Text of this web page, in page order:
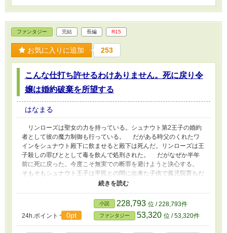
ファンタジー 完結 長編 R15
お気に入りに追加 253
こんな仕打ち許せるわけありません。死に戻り令
嬢は婚約破棄を所望する
はなまる
リンローズは聖女の力を持っている。シュナウト第2王子の婚約
者として彼の魔力制御も行っている。 だがある時父のくれたワ
インをシュナウト殿下に飲ませると殿下は死んだ。リンローズは王
子殺しの罪びととして毒を飲んで処刑された。 だがなぜか半年
前に死に戻った。今度こそ無実での断罪を避けようと決心する。
そもそもシュナウト王子は平民との間に出来た子供で孤児院育ちだ
が他に王の次期国王になれるものがいないので王子になったのだっ
た。そのシュナウトの婚約者がリンローズだ。 リンローズの母
は現在の国王代理のロンドスキーの娘で父は前国王の弟。リンロー
ズの父は無理やり王命で母と結婚した。それなのでリンローズは生
れた時から父は冷たかった。それに愛人と子供もいた。 ロンドス
キーは国王が亡くなった後ドーナン第1王子の後継人となりそのま
24h.ポイント 0pt
小説 228,793 位 / 228,793件
ファンタジー 53,320 位 / 53,320件